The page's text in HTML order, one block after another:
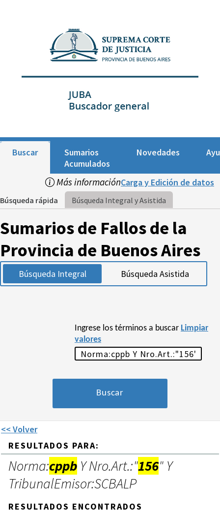
Buscar
Sumarios
Acumulados
Novedades
Más informaciónCarga y Edición de datos
Búsqueda rápida Búsqueda Integral y Asistida
Sumarios de Fallos de la
Provincia de Buenos Aires
Búsqueda Integral Búsqueda Asistida
Ingrese los términos a buscar Limpiar
valores
<< Volver
RESULTADOS PARA:
Norma:cppb Y Nro.Art.:"156" Y
TribunalEmisor:SCBALP
RESULTADOS ENCONTRADOS